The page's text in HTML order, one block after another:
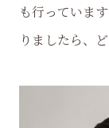
も行っていま
りましたら、